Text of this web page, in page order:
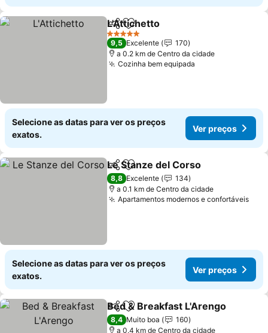
PartilharAdicionar aos favoritos
L'Attichetto
5 Estrelas
9,5 Excelente
170
a 0.2 km de Centro da cidade
Cozinha bem equipada
Selecione as datas para ver os preços
exatos.
Ver preços
PartilharAdicionar aos favoritos
Le Stanze del Corso
8,8 Excelente
134
a 0.1 km de Centro da cidade
Apartamentos modernos e confortáveisVer
Selecione as datas para ver os preços
exatos.
Ver preços
PartilharAdicionar aos favoritos
Bed & Breakfast L'Arengo
8,4 Muito boa
160
a 0.4 km de Centro da cidade